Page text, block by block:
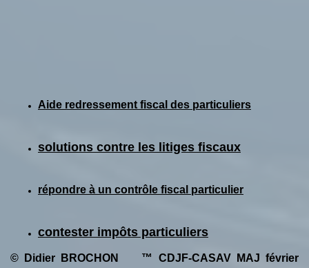
Aide redressement fiscal des particuliers
solutions contre les litiges fiscaux
répondre à un contrôle fiscal particulier
contester impôts particuliers
© Didier BROCHON ™ CDJF-CASAV MAJ février